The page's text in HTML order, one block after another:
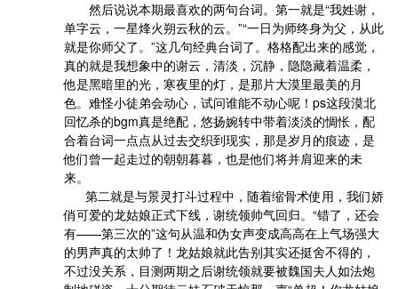
单字云，一星烽火朔云秋的云。”“一日为师终身为父，从此
就是你师父了。”这几句经典台词了。格格配出来的感觉，
真的就是我想象中的谢云，清淡，沉静，隐隐藏着温柔，
他是黑暗里的光，寒夜里的灯，是那片大漠里最美的月
色。难怪小徒弟会动心，试问谁能不动心呢！ps这段漠北
回忆杀的bgm真是绝配，悠扬婉转中带着淡淡的惆怅，配
合着台词一点点从过去交织到现实，那是岁月的痕迹，是
他们曾一起走过的朝朝暮暮，也是他们将并肩迎来的未
来。
俏可爱的龙姑娘正式下线，谢统领帅气回归。“错了，还会
有——第三次的”这句从温和伪女声变成高高在上气场强大
的男声真的太帅了！龙姑娘就此告别其实还挺舍不得的，
不过没关系，目测两期之后谢统领就要被魏国夫人如法炮